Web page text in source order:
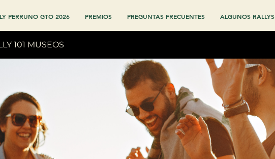
PERRUNO GTO 2026 PREMIOS PREGUNTAS FRECUENTES ALGUNOS RALLYS
101 MUSEOS